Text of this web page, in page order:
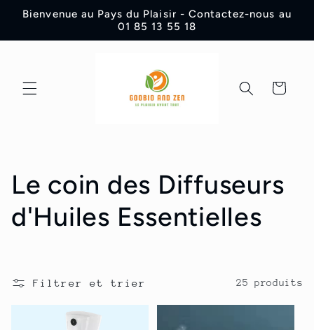
passer
contenu
Bienvenue au Pays du Plaisir - Contactez-nous au
01 85 13 55 18
Panier
C
o
l
e
Le coin des Diffuseurs
d'Huiles Essentielles
Filtrer et trier 25 produits